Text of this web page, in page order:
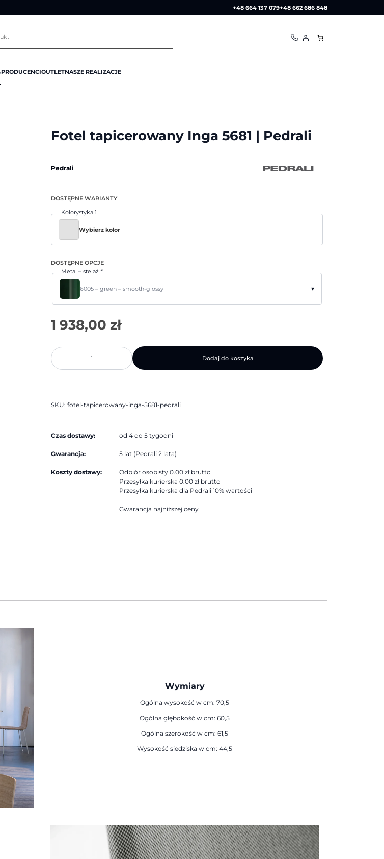
+48 664 137 079+48 662 686 848
PRODUCENCIOUTLETNASZE REALIZACJE
Fotel tapicerowany Inga 5681 | Pedrali
Pedrali
DOSTĘPNE WARIANTY
Kolorystyka 1
Wybierz kolor
DOSTĘPNE OPCJE
Metal – stelaż *
6005 – green – smooth-glossy ▾
ilość
Fotel
tapicerowany
Dodaj do koszyka
SKU: fotel-tapicerowany-inga-5681-pedrali
Czas dostawy: od 4 do 5 tygodni
Gwarancja: 5 lat (Pedrali 2 lata)
Koszty dostawy:
Odbiór osobisty 0.00 zł brutto
Przesyłka kurierska 0.00 zł brutto
Przesyłka kurierska dla Pedrali 10% wartości
Gwarancja najniższej ceny
Wymiary
Ogólna wysokość w cm: 70,5
Ogólna głębokość w cm: 60,5
Ogólna szerokość w cm: 61,5
Wysokość siedziska w cm: 44,5